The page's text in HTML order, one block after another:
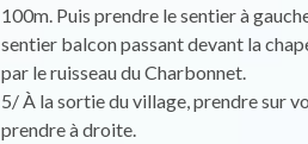
100m. Puis prendre le sentier à
sentier balcon passant devant la
par le ruisseau du Charbonnet.
5/ À la sortie du village, prendre sur
prendre à droite.